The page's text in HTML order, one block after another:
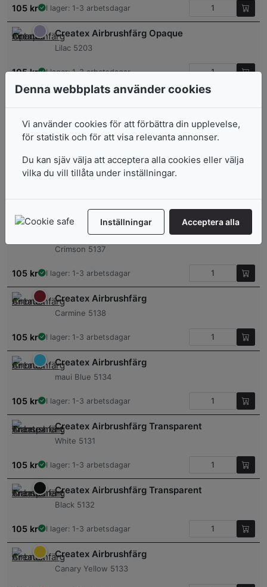
105 kr I lager: 1-3 arbetsdagar
Createx Airbrushfärg Opaque
Lilac 5203
105kr I lager: 1-3 arbetsdagar
Createx Airbrushfärg
Purple 5135
Createx Airbrushfärg
I lager: 1-3 arbetsdagar
Createx Airbrushfärg
Crimson 5137
105 kr I lager: 1-3 arbetsdagar
Createx Airbrushfärg
Carmine 5138
105 kr I lager: 1-3 arbetsdagar
Createx Airbrushfärg
maui Blue 5134
105 kr I lager: 1-3 arbetsdagar
Createx Airbrushfärg Transparent
White 5131
105 kr I lager: 1-3 arbetsdagar
Createx Airbrushfärg Transparent
Black 5132
105 kr I lager: 1-3 arbetsdagar
Createx Airbrushfärg
Canary Yellow 5133
Denna webbplats använder cookies
Vi använder cookies för att förbättra din upplevelse,
för statistik och för att visa relevanta annonser.
Du kan sjäv välja att acceptera alla cookies eller välja
vilka du vill tillåta under inställningar.
Inställningar Acceptera alla